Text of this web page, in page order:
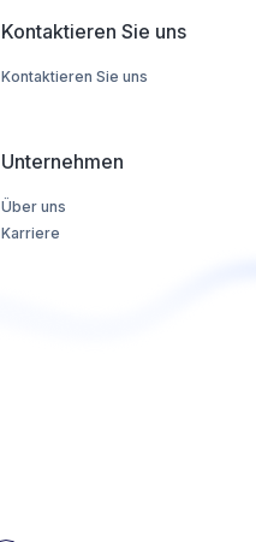
Kontaktieren Sie uns
Kontaktieren Sie uns
Unternehmen
Über uns
Karriere